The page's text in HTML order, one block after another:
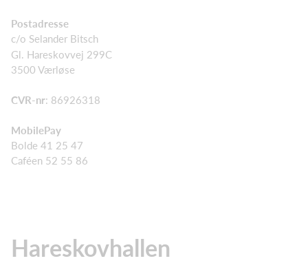
Postadresse
c/o Selander Bitsch
Gl. Hareskovvej 299C
3500 Værløse
CVR-nr: 86926318
MobilePay
Bolde 41 25 47
Caféen 52 55 86
Hareskovhallen